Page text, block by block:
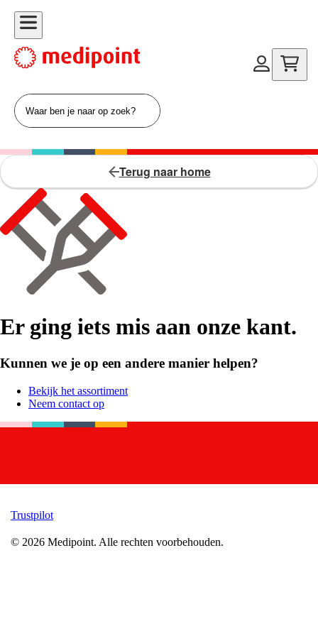
Terug naar home
Er ging iets mis aan onze kant.
Kunnen we je op een andere manier helpen?
Bekijk het assortiment
Neem contact op
Trustpilot
© 2026 Medipoint. Alle rechten voorbehouden.